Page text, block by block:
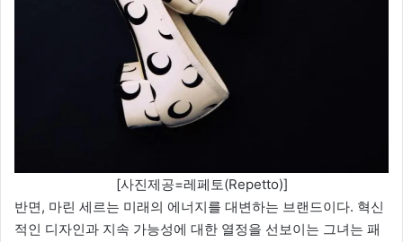
[사진제공=레페토(Repetto)]
반면, 마린 세르는 미래의 에너지를 대변하는 브랜드이다. 혁신
적인 디자인과 지속 가능성에 대한 열정을 선보이는 그녀는 패